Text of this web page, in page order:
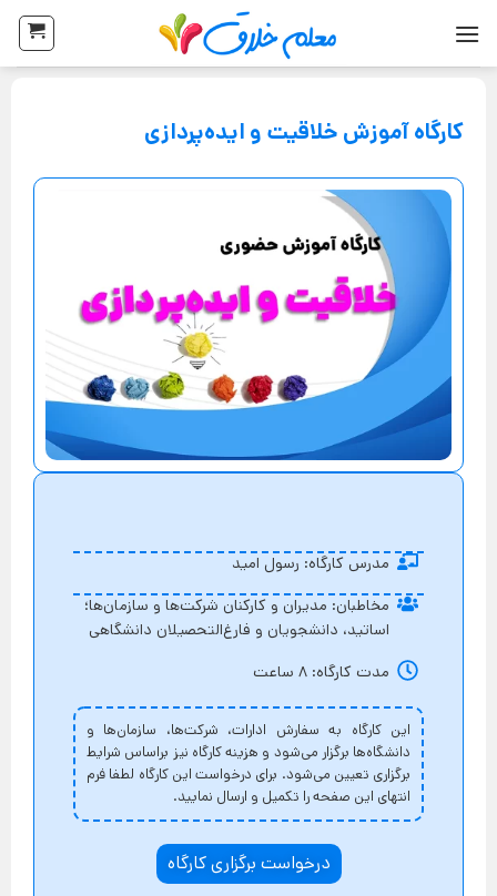
کارگاه آموزش خلاقیت و ایده‌پردازی
مدرس کارگاه: رسول امید
مخاطبان: مدیران و کارکنان شرکت‌ها و سازمان‌ها؛
اساتید، دانشجویان و فارغ‌التحصیلان دانشگاهی
مدت کارگاه: 8 ساعت
این کارگاه به سفارش ادارات، شرکت‌ها، سازمان‌ها و
دانشگاه‌ها برگزار می‌شود و هزینه کارگاه نیز براساس شرایط
برگزاری تعیین می‌شود. برای درخواست این کارگاه لطفا فرم
انتهای این صفحه را تکمیل و ارسال نمایید.
درخواست برگزاری کارگاه